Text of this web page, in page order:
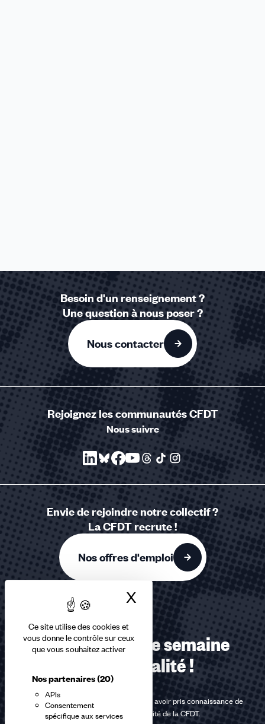
Ce site utilise des cookies et
vous donne le contrôle sur ceux
que vous souhaitez activer
Nos partenaires(20)
APIs
Consentement
spécifique aux services
X Masquer le
Besoin d'un renseignement ?
Une question à nous poser ?
Nous contacter
Rejoignez les communautés CFDT
Nous suivre
Envie de rejoindre notre collectif ?
La CFDT recrute !
Nos offres d'emploi
Recevez chaque semaine
notre actualité !
En m'inscrivant à la newsletter, j'affirme avoir pris connaissance de
lapolitique de confidentialité de la CFDT.